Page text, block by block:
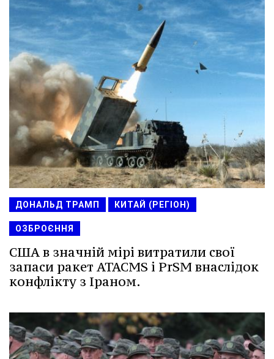
ДОНАЛЬД ТРАМП КИТАЙ (РЕГІОН)
ОЗБРОЄННЯ
США в значній мірі витратили свої
запаси ракет ATACMS і PrSM внаслідок
конфлікту з Іраном.